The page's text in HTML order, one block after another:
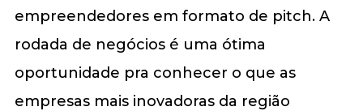
empreendedores em formato de pitch. A
rodada de negócios é uma ótima
oportunidade pra conhecer o que as
empresas mais inovadoras da região